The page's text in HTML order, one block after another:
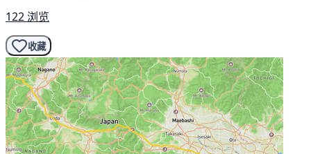
122 浏览
收藏